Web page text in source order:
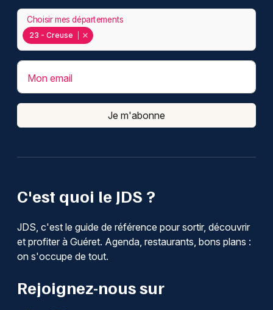
C'est quoi le JDS ?
JDS, c'est le guide de référence pour sortir, découvrir
et profiter à Guéret. Agenda, restaurants, bons plans :
on s'occupe de tout.
Rejoignez-nous sur
23 - Creuse
Choisir mes départements
Mon email
Je m'abonne